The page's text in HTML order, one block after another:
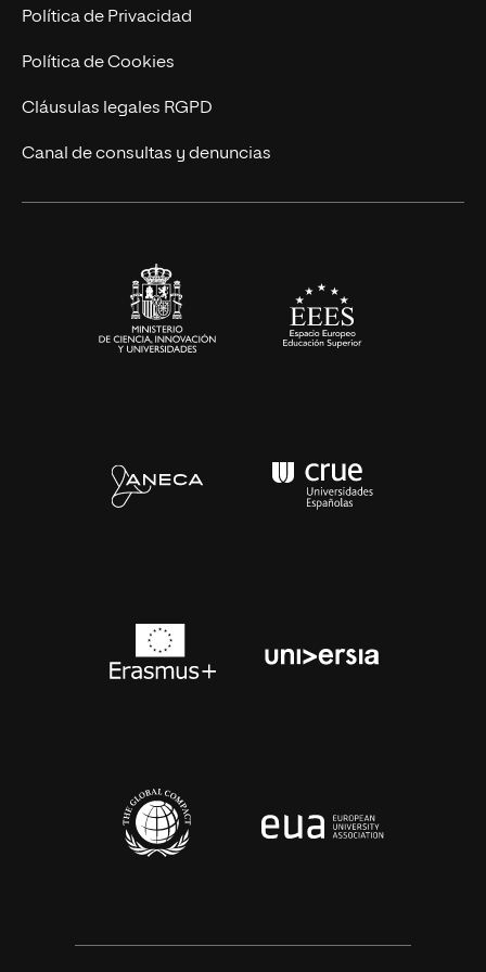
Postgrados
Cursos Universitarios
Trabaja en UNIR
Actualidad
UNIR Revista
Eventos
Política de Privacidad
Política de Cookies
Cláusulas legales RGPD
Canal de consultas y denuncias